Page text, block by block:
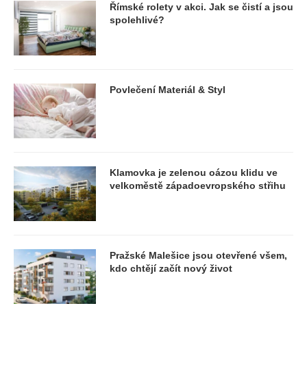
Římské rolety v akci. Jak se čistí a jsou
spolehlivé?
Povlečení Materiál & Styl
Klamovka je zelenou oázou klidu ve
velkoměstě západoevropského střihu
Pražské Malešice jsou otevřené všem,
kdo chtějí začít nový život